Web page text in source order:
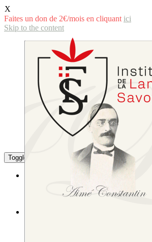
X
Faites un don de 2€/mois en cliquant ici
Skip to the content
Toggle the mobile menu Toggle the search field
La langue savoyarde
Littérature
L’écriture de la langue savoyarde